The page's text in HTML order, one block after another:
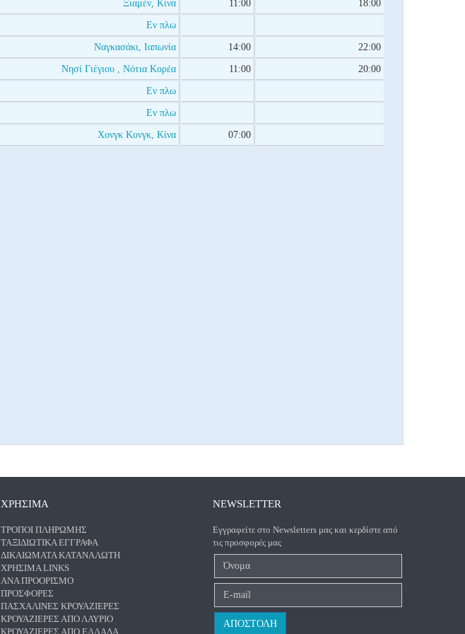
Ξιαμέν, Κίνα 11:00 18:00
Εν πλω
Ναγκασάκι, Ιαπωνία 14:00 22:00
Νησί Γιέγιου , Νότια Κορέα 11:00 20:00
Εν πλω
Εν πλω
Χονγκ Κονγκ, Κίνα 07:00
ΧΡΗΣΙΜΑ
ΤΡΌΠΟΙ ΠΛΗΡΩΜΉΣ
ΤΑΞΙΔΙΩΤΙΚΆ ΈΓΓΡΑΦΑ
ΔΙΚΑΙΏΜΑΤΑ ΚΑΤΑΝΑΛΩΤΉ
ΧΡΉΣΙΜΑ LINKS
ΑΝΑ ΠΡΟΟΡΙΣΜΌ
ΠΡΟΣΦΟΡΈΣ
ΠΑΣΧΑΛΙΝΈΣ ΚΡΟΥΑΖΙΈΡΕΣ
ΚΡΟΥΑΖΙΈΡΕΣ ΑΠΌ ΛΑΎΡΙΟ
ΚΡΟΥΑΖΙΈΡΕΣ ΑΠΌ ΕΛΛΆΔΑ
NEWSLETTER
Εγγραφείτε στο Newsletters μας και κερδίστε από
τις προσφορές μας